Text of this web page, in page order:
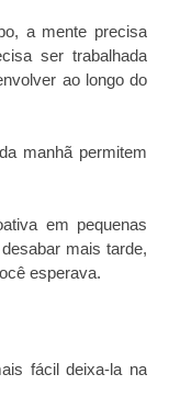
a mente precisa
ser trabalhada
ao longo do
manhã permitem
em pequenas
mais tarde,
esperava.
fácil deixa-la na